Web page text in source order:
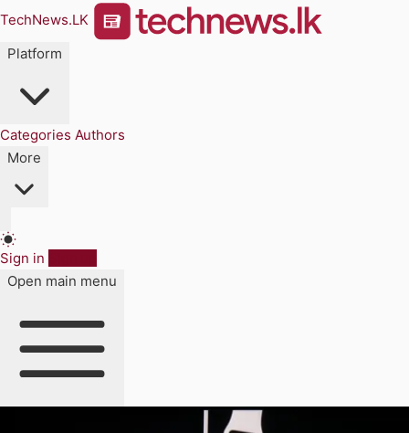
TechNews.LK
Platform
Categories Authors
More
Sign in
Open main menu